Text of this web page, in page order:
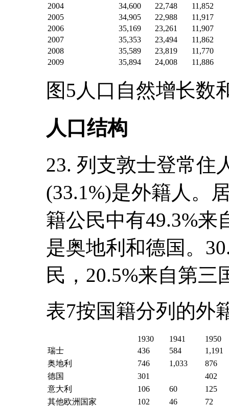
2004
34,600 22,748
11,852
2005
34,905 22,988
11,917
2006
35,169 23,261
11,907
2007
35,353 23,494
11,862
2008
35,589 23,819
11,770
2009
35,894 24,008 11,886
图5人口自然增长数
人口结构
23. 列支敦士登常住
(33.1%)是外籍人。
籍公民中有49.3%来
是奥地利和德国。
民，20.5%来自第三
表7按国籍分列的外
1930 1941
1950
瑞士
436 584
1,191
奥地利
746 1,033
876
德国
301
402
意大利
106 60
125
其他欧洲国家
102 46
72